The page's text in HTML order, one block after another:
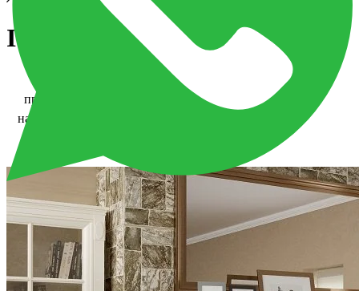
Italian Wood
при оплате
наличными в